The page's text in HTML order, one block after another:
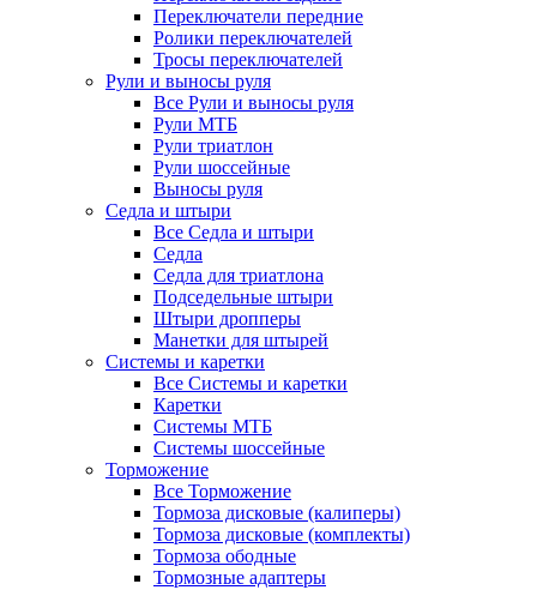
Переключатели передние
Ролики переключателей
Тросы переключателей
Рули и выносы руля
Все Рули и выносы руля
Рули МТБ
Рули триатлон
Рули шоссейные
Выносы руля
Седла и штыри
Все Седла и штыри
Седла
Седла для триатлона
Подседельные штыри
Штыри дропперы
Манетки для штырей
Системы и каретки
Все Системы и каретки
Каретки
Системы МТБ
Системы шоссейные
Торможение
Все Торможение
Тормоза дисковые (калиперы)
Тормоза дисковые (комплекты)
Тормоза ободные
Тормозные адаптеры